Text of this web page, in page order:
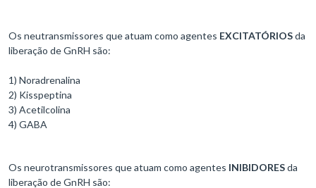
Os neutransmissores que atuam como agentes EXCITATÓRIOSda
liberação de GnRH são:
1) Noradrenalina
2) Kisspeptina
3) Acetilcolina
4) GABA
Os neurotransmissores que atuam como agentes INIBIDORESda
liberação de GnRH são: